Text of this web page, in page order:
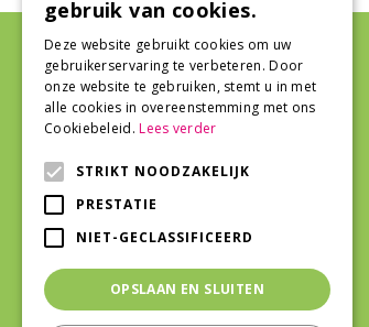
Algemeen
Algemene voorwaarden
Tuinplanten
Barbecues
Tuincentrum
Kamerplanten
gebruik van cookies.
Deze website gebruikt cookies om uw
gebruikerservaring te verbeteren. Door
onze website te gebruiken, stemt u in met
alle cookies in overeenstemming met ons
Cookiebeleid.Lees verder
STRIKT NOODZAKELIJK
PRESTATIE
NIET-GECLASSIFICEERD
OPSLAAN EN SLUITEN